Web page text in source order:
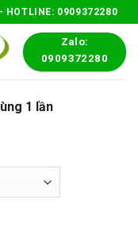
HOTLINE: 0909372280
Zalo:
0909372280
1 lần